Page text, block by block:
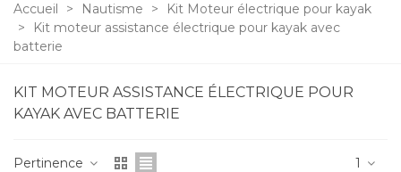
Accueil > Nautisme >
Kit Moteur électrique pour kayak
>
Kit moteur assistance électrique pour kayak avec
batterie
KIT MOTEUR ASSISTANCE ÉLECTRIQUE POUR
KAYAK AVEC BATTERIE
Pertinence 1